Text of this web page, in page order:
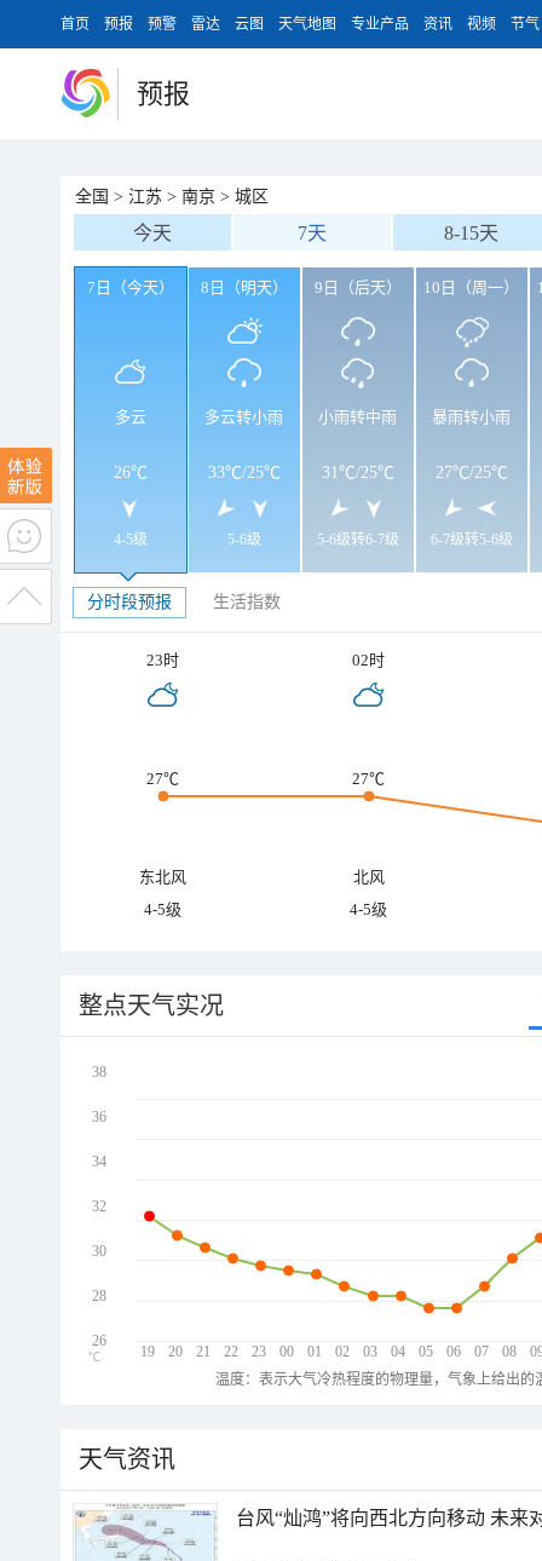
首页 预报 预警 雷达 云图 天气地图 专业产品 资讯 视频 节气
预报
全国 > 江苏 > 南京 > 城区
今天 7天 8-15天
7日（今天）
多云
26℃
4-5级
8日（明天）
多云转小雨
33℃/25℃
5-6级
9日（后天）
小雨转中雨
31℃/25℃
5-6级转6-7级
10日（周一）
暴雨转小雨
27℃/25℃
6-7级转5-6级
分时段预报 生活指数
23时 02时
27℃ 27℃
东北风
北风
4-5级
4-5级
整点天气实况
19 20 21 22 23 00 01 02 03 04 05 06 07 08
38
36
34
32
30
28
26
℃
温度：表示大气冷热程度的物理量，气象上给出
天气资讯
台风“灿鸿”将向西北方向移动 未来